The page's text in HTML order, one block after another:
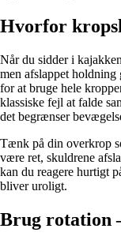
Hvorfor
Når du sidder i
men afslappet
for at bruge hele
klassiske fejl at falde
det begrænser
Tænk på din overkrop
være ret, skuldrene
kan du reagere hurtigt
bliver uroligt.
Brug rotation